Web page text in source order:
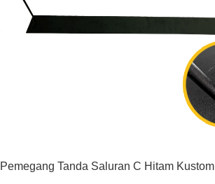
Pemegang Tanda Saluran C Hitam Kustom